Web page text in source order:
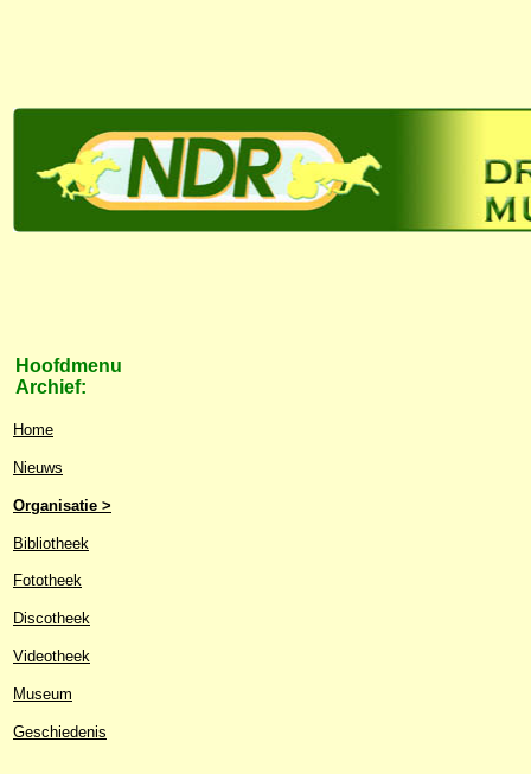
Hoofdmenu
Archief:
Home
Nieuws
Organisatie >
Bibliotheek
Fototheek
Discotheek
Videotheek
Museum
Geschiedenis